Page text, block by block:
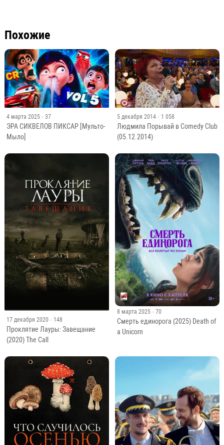
Похожие
4 марта 2025 · 37
ЭРА СИКВЕЛОВ ПИКСАР [Мульто-
Мыло]
5 декабря 2014 · 1 058
Людмила Порывай в Comedy Club
(05.12.2014)
17 декабря 2020 · 148
Проклятие Лауры: Завещание
(2020) The Call
8 марта 2025 · 70
Смерть единорога (2025) Death of
a Unicorn